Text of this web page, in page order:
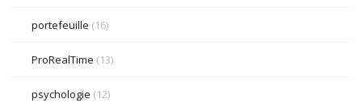
portefeuille (16)
ProRealTime (13)
psychologie (12)